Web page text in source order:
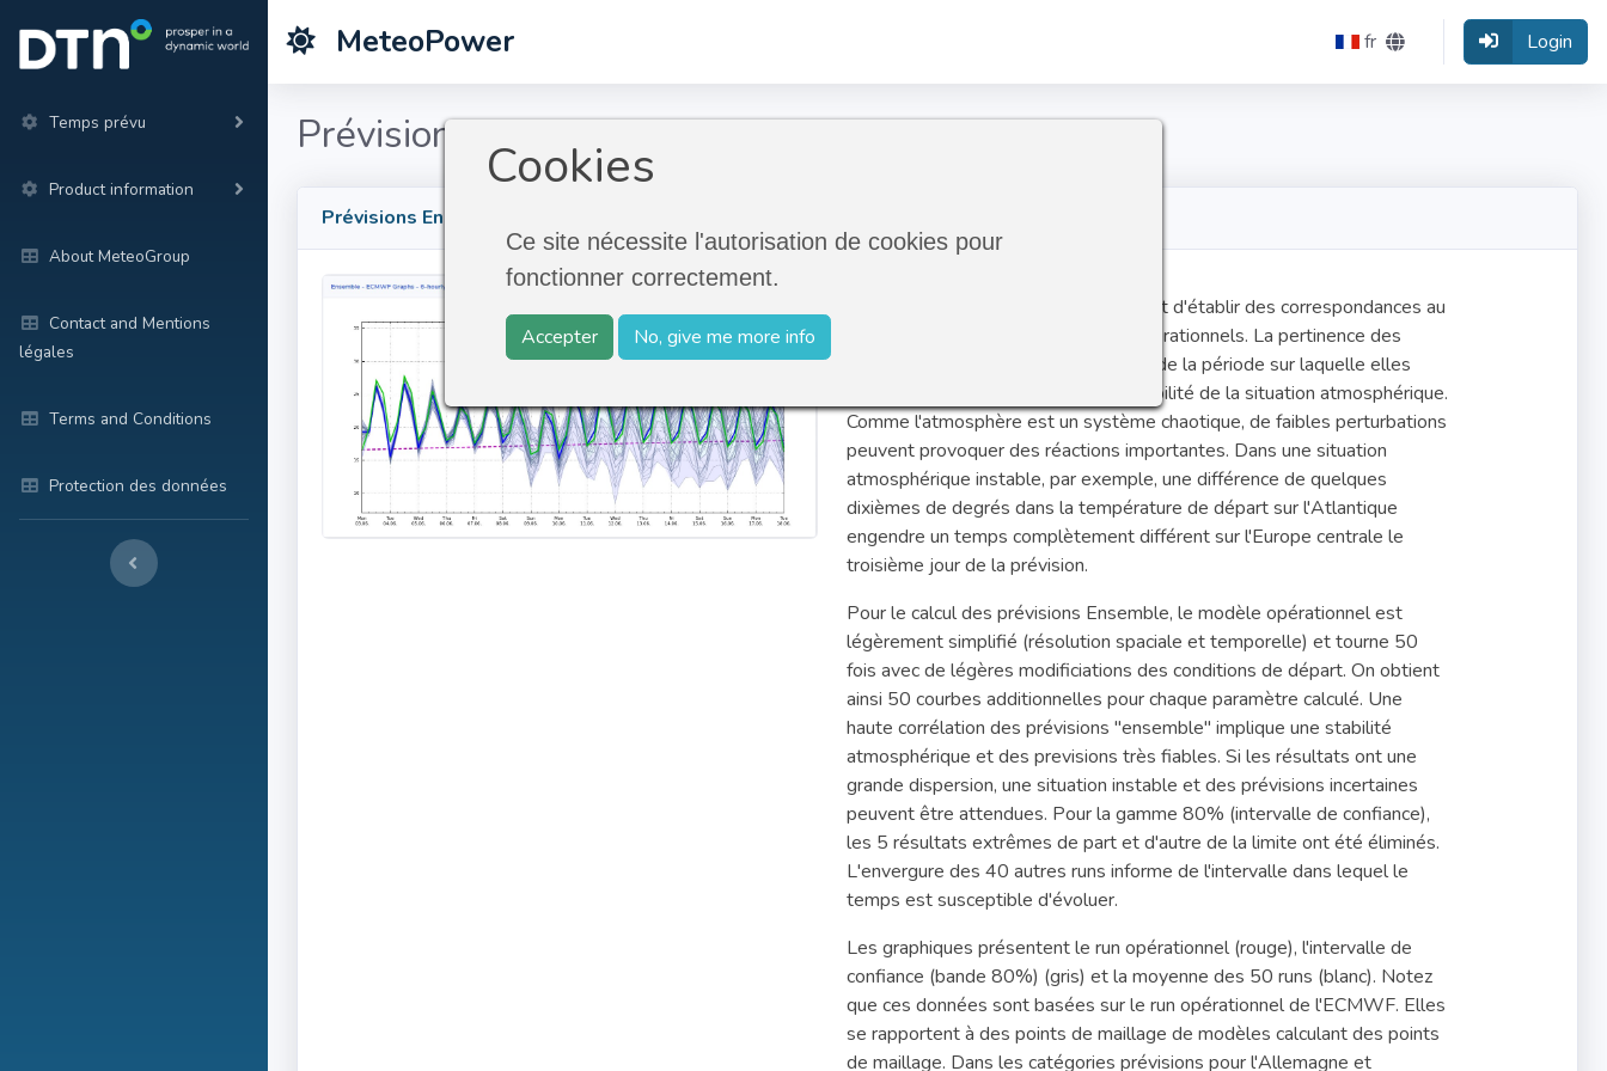
Cookies
Ce site nécessite l'autorisation de cookies pour
fonctionner correctement.
Accepter No, give me more info
Temps prévu
Product information
About MeteoGroup
Contact and Mentions
légales
Terms and Conditions
Protection des données
MeteoPower fr Login
Prévisions Ensemble
Prévisions Ensemble
Les prévisions "ensemble" permettent d'établir des correspondances au
sujet de la fiabilité des pronostics opérationnels. La pertinence des
prévisions ne dépend pas seulement de la période sur laquelle elles
s'étendent, mais également de la stabilité de la situation atmosphérique.
Comme l'atmosphère est un système chaotique, de faibles perturbations
peuvent provoquer des réactions importantes. Dans une situation
atmosphérique instable, par exemple, une différence de quelques
dixièmes de degrés dans la température de départ sur l'Atlantique
engendre un temps complètement différent sur l'Europe centrale le
troisième jour de la prévision.
Pour le calcul des prévisions Ensemble, le modèle opérationnel est
légèrement simplifié (résolution spaciale et temporelle) et tourne 50
fois avec de légères modificiations des conditions de départ. On obtient
ainsi 50 courbes additionnelles pour chaque paramètre calculé. Une
haute corrélation des prévisions "ensemble" implique une stabilité
atmosphérique et des previsions très fiables. Si les résultats ont une
grande dispersion, une situation instable et des prévisions incertaines
peuvent être attendues. Pour la gamme 80% (intervalle de confiance),
les 5 résultats extrêmes de part et d'autre de la limite ont été éliminés.
L'envergure des 40 autres runs informe de l'intervalle dans lequel le
temps est susceptible d'évoluer.
Les graphiques présentent le run opérationnel (rouge), l'intervalle de
confiance (bande 80%) (gris) et la moyenne des 50 runs (blanc). Notez
que ces données sont basées sur le run opérationnel de l'ECMWF. Elles
se rapportent à des points de maillage de modèles calculant des points
de maillage. Dans les catégories prévisions pour l'Allemagne et